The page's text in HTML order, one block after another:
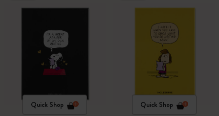
Quick Shop Quick Shop